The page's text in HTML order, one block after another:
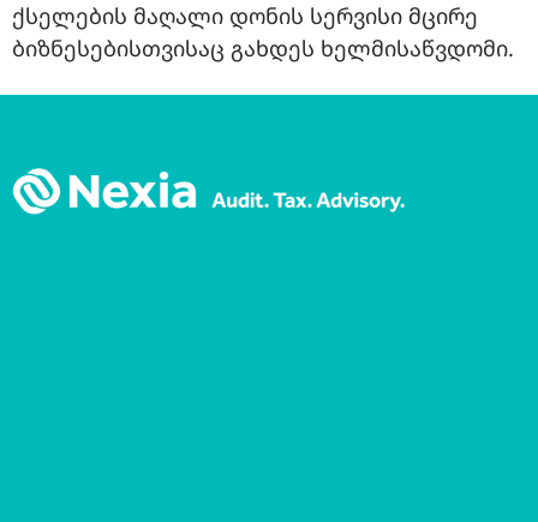
ქსელების მაღალი დონის სერვისი მცირე
ბიზნესებისთვისაც გახდეს ხელმისაწვდომი.